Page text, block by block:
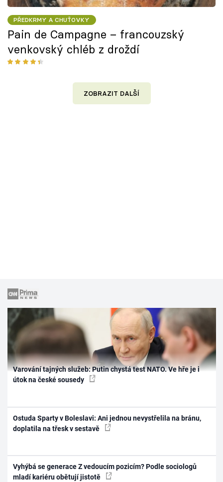
PŘEDKRMY A CHUŤOVKY
Pain de Campagne – francouzský
venkovský chléb z droždí
ZOBRAZIT DALŠÍ
Varování tajných služeb: Putin chystá test NATO. Ve hře je i
útok na české sousedy
Ostuda Sparty v Boleslavi: Ani jednou nevystřelila na bránu,
doplatila na třesk v sestavě
Vyhýbá se generace Z vedoucím pozicím? Podle sociologů
mladí kariéru obětují jistotě